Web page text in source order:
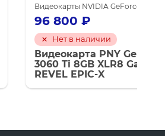
для майнинга
NVIDIA GeForce RTX 3060 Ti
в наличии
PNY GeForce RTX
Ti 8GB XLR8 Gaming
EPIC-X